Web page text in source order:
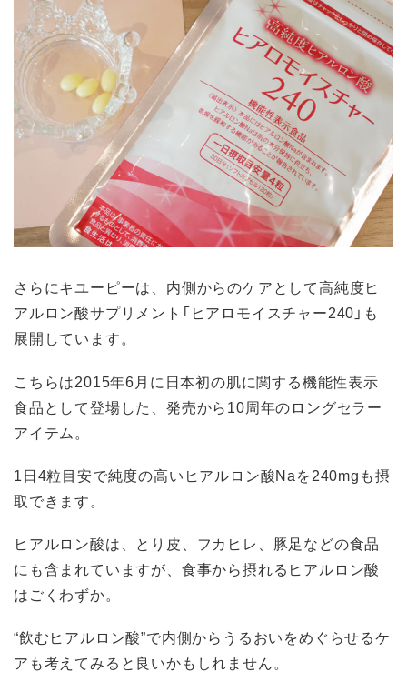
さらにキユーピーは、内側からのケアとして高純度ヒ
アルロン酸サプリメント「ヒアロモイスチャー240」も
展開しています。
こちらは2015年6月に日本初の肌に関する機能性表示
食品として登場した、発売から10周年のロングセラー
アイテム。
1日4粒目安で純度の高いヒアルロン酸Naを240mgも摂
取できます。
ヒアルロン酸は、とり皮、フカヒレ、豚足などの食品
にも含まれていますが、食事から摂れるヒアルロン酸
はごくわずか。
“飲むヒアルロン酸”で内側からうるおいをめぐらせるケ
アも考えてみると良いかもしれません。